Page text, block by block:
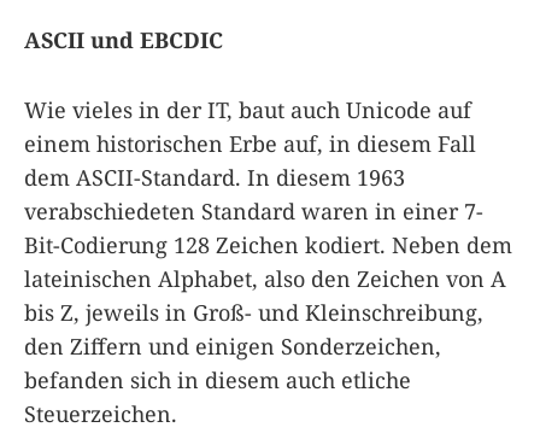
ASCII und EBCDIC
Wie vieles in der IT, baut auch Unicode auf
einem historischen Erbe auf, in diesem Fall
dem ASCII-Standard. In diesem 1963
verabschiedeten Standard waren in einer 7-
Bit-Codierung 128 Zeichen kodiert. Neben dem
lateinischen Alphabet, also den Zeichen von A
bis Z, jeweils in Groß- und Kleinschreibung,
den Ziffern und einigen Sonderzeichen,
befanden sich in diesem auch etliche
Steuerzeichen.